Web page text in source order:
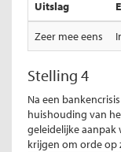
Uitslag
Zeer mee eens
Stelling 4
Na een
huishouding van
geleidelijke aanpak
krijgen om orde op